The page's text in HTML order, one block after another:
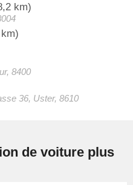
km)
8400
36, Uster, 8610
de voiture plus